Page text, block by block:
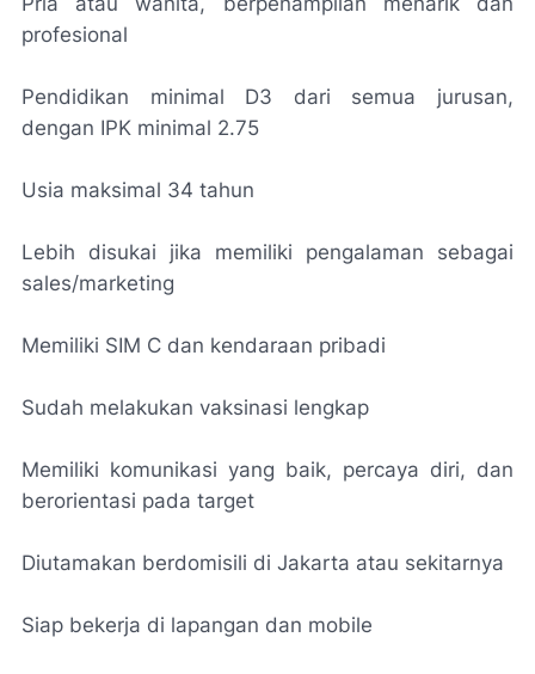
profesional
Pendidikan minimal D3 dari semua jurusan,
dengan IPK minimal 2.75
Usia maksimal 34 tahun
Lebih disukai jika memiliki pengalaman sebagai
sales/marketing
Memiliki SIM C dan kendaraan pribadi
Sudah melakukan vaksinasi lengkap
Memiliki komunikasi yang baik, percaya diri, dan
berorientasi pada target
Diutamakan berdomisili di Jakarta atau sekitarnya
Siap bekerja di lapangan dan mobile